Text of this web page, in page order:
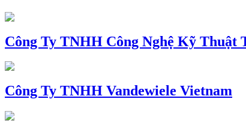
Công Ty TNHH Công Nghệ Kỹ Thuật
Công Ty TNHH Vandewiele Vietnam